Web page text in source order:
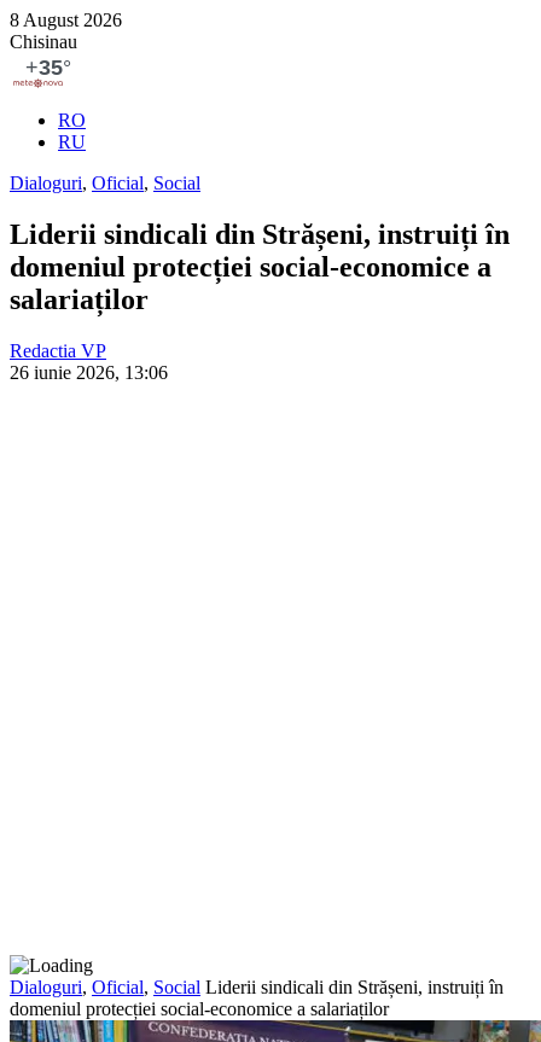
8 August 2026
Chisinau
RO
RU
Dialoguri, Oficial, Social
Liderii sindicali din Strășeni, instruiți în
domeniul protecției social-economice a
salariaților
Redactia VP
26 iunie 2026, 13:06
Dialoguri, Oficial, Social Liderii sindicali din Strășeni, instruiți în
domeniul protecției social-economice a salariaților